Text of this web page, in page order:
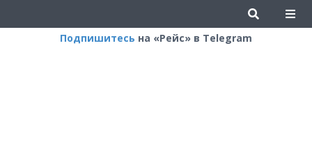
Подпишитесь на «Рейс» в Telegram